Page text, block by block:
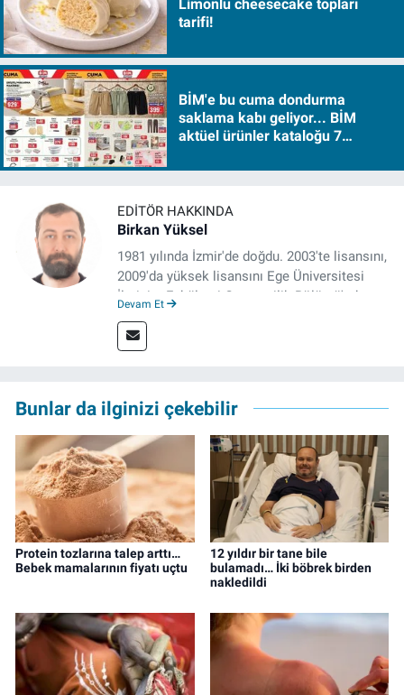
Limonlu cheesecake topları
tarifi!
BİM'e bu cuma dondurma
saklama kabı geliyor... BİM
aktüel ürünler kataloğu 7
EDITÖR HAKKINDA
Birkan Yüksel
1981 yılında İzmir'de doğdu. 2003'te lisansını,
2009'da yüksek lisansını Ege Üniversitesi
İletişim Fakültesi Gazetecilik Bölümü'nde
tezinden hareketle yazdığı "İdeoloji ve
Gündelik Hayatta Milliyetçilik" adlı kitabı,
ve editör olarak görev yapmaktadır.
Devam Et
Bunlar da ilginizi çekebilir
Protein tozlarına talep arttı…
Bebek mamalarının fiyatı uçtu
12 yıldır bir tane bile
bulamadı… İki böbrek birden
nakledildi